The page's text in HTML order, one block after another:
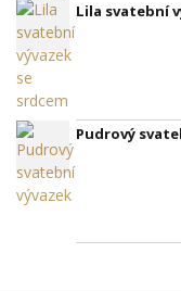
Lila svatební
Pudrový